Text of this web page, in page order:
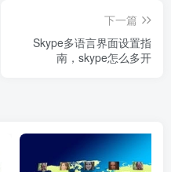
下一篇
Skype多语言界面设置指
南，skype怎么多开